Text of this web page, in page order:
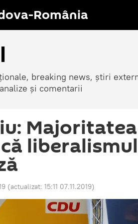
România
breaking news, știri
și comentarii
(actualizat: 15:11 07.11.2019)